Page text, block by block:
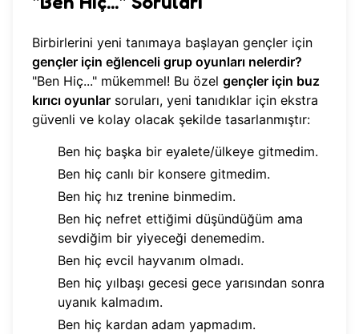
Birbirlerini yeni tanımaya başlayan gençler için
gençler için eğlenceli grup oyunları nelerdir?
"Ben Hiç..." mükemmel! Bu özel gençler için buz
kırıcı oyunlar soruları, yeni tanıdıklar için ekstra
güvenli ve kolay olacak şekilde tasarlanmıştır:
Ben hiç başka bir eyalete/ülkeye gitmedim.
Ben hiç canlı bir konsere gitmedim.
Ben hiç hız trenine binmedim.
Ben hiç nefret ettiğimi düşündüğüm ama
sevdiğim bir yiyeceği denemedim.
Ben hiç evcil hayvanım olmadı.
Ben hiç yılbaşı gecesi gece yarısından sonra
uyanık kalmadım.
Ben hiç kardan adam yapmadım.